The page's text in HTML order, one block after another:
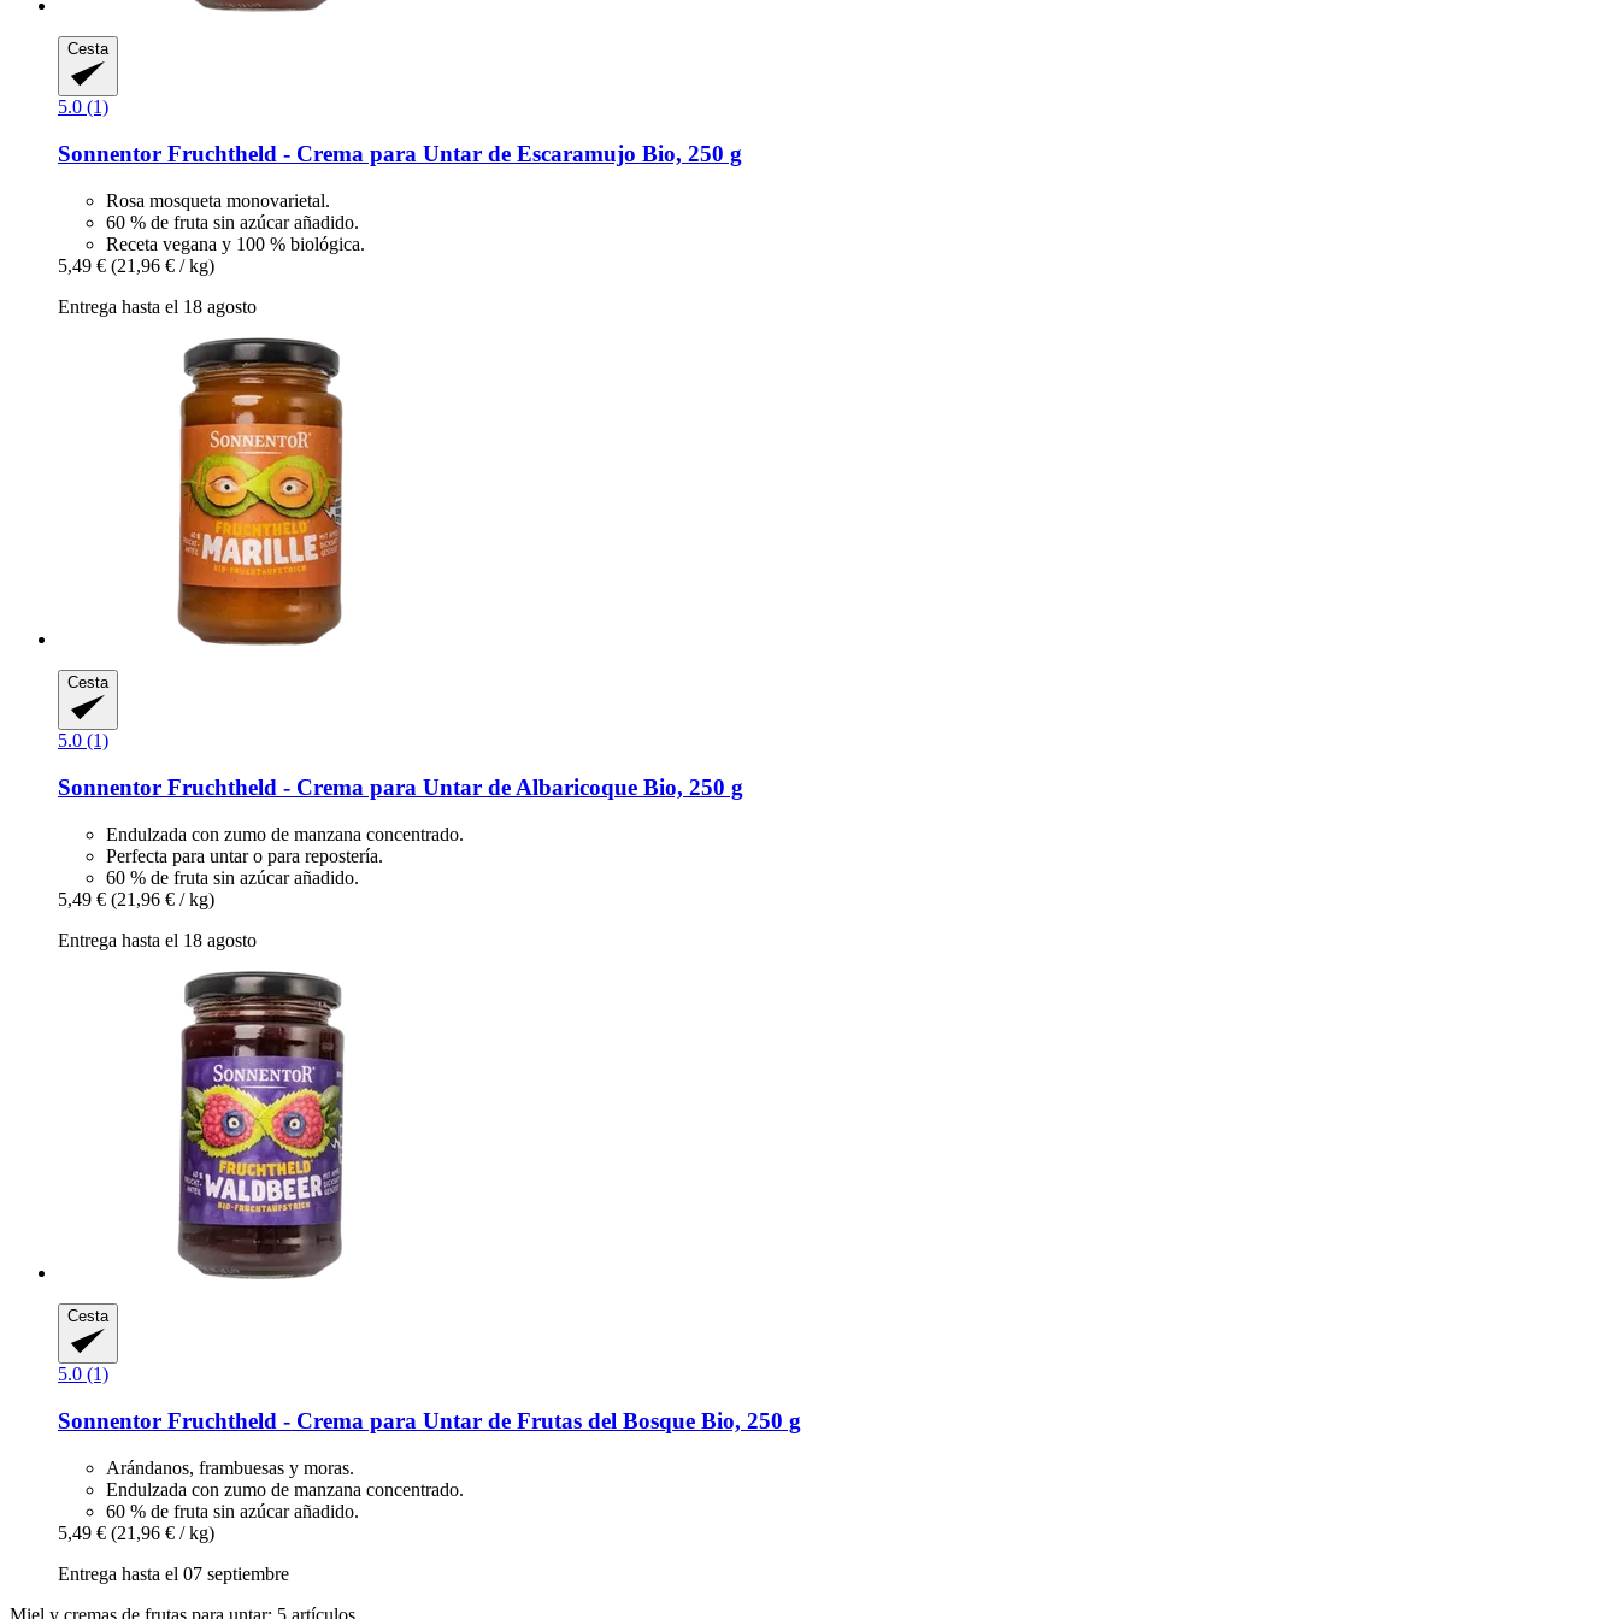
Cesta
5.0 (1)
Sonnentor Fruchtheld -​ Crema para Untar de Escaramujo Bio, 250 g
Rosa mosqueta monovarietal.
60 % de fruta sin azúcar añadido.
Receta vegana y 100 % biológica.
5,49 € (21,96 € / kg)
Entrega hasta el 18 agosto
Cesta
5.0 (1)
Sonnentor Fruchtheld -​ Crema para Untar de Albaricoque Bio, 250 g
Endulzada con zumo de manzana concentrado.
Perfecta para untar o para repostería.
60 % de fruta sin azúcar añadido.
5,49 € (21,96 € / kg)
Entrega hasta el 18 agosto
Cesta
5.0 (1)
Sonnentor Fruchtheld -​ Crema para Untar de Frutas del Bosque Bio, 250 g
Arándanos, frambuesas y moras.
Endulzada con zumo de manzana concentrado.
60 % de fruta sin azúcar añadido.
5,49 € (21,96 € / kg)
Entrega hasta el 07 septiembre
Miel y cremas de frutas para untar: 5 artículos